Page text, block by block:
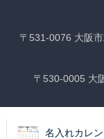
〒531-0076 大阪
〒530-0005 大
名入れカレ